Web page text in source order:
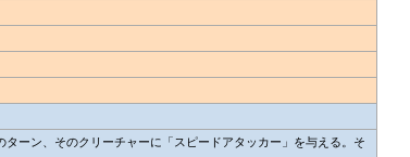
ーン、そのクリーチャーに「スピードアタッカー」を与える。そ